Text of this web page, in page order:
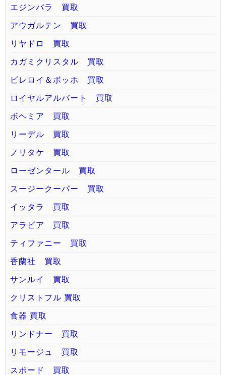
エジンバラ 買取
アウガルテン 買取
リヤドロ 買取
カガミクリスタル 買取
ビレロイ＆ボッホ 買取
ロイヤルアルバート 買取
ボヘミア 買取
リーデル 買取
ノリタケ 買取
ローゼンタール 買取
スージークーパー 買取
イッタラ 買取
アラビア 買取
ティファニー 買取
香蘭社 買取
サンルイ 買取
クリストフル 買取
食器 買取
リンドナー 買取
リモージュ 買取
スポード 買取